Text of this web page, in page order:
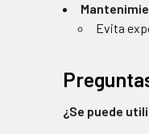
Evita
¿Se puede